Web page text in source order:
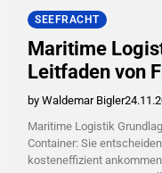
SEEFRACHT
Maritime
Leitfaden von
by Waldemar Bigler
Maritime Logistik
Container: Sie
kosteneffizient